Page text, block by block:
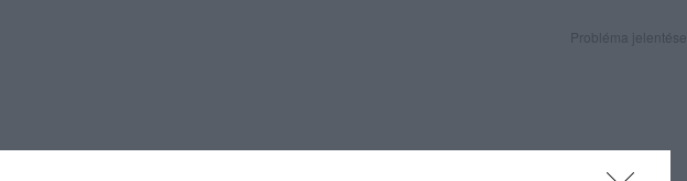
Probléma jelentése